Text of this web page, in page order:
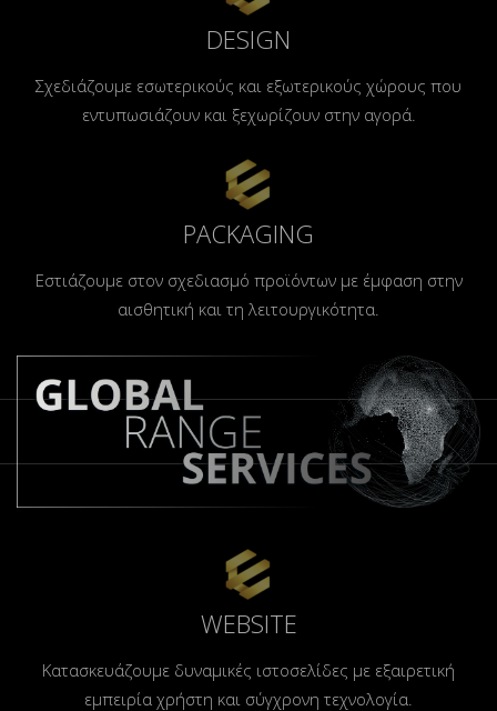
DESIGN
Σχεδιάζουμε εσωτερικούς και εξωτερικούς χώρους που
εντυπωσιάζουν και ξεχωρίζουν στην αγορά.
PACKAGING
Εστιάζουμε στον σχεδιασμό προϊόντων με έμφαση στην
αισθητική και τη λειτουργικότητα.
WEBSITE
Κατασκευάζουμε δυναμικές ιστοσελίδες με εξαιρετική
εμπειρία χρήστη και σύγχρονη τεχνολογία.